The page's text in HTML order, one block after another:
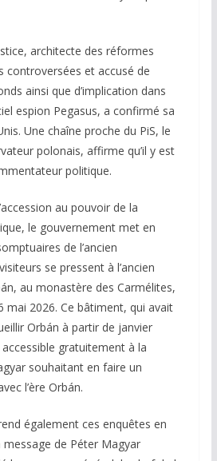
architecte des réformes
controversées et accusé de
ainsi que d’implication dans
espion Pegasus, a confirmé sa
Une chaîne proche du PiS, le
polonais, affirme qu’il y est
politique.
au pouvoir de la
le gouvernement met en
de l’ancien
se pressent à l’ancien
au monastère des Carmélites,
mai 2026. Ce bâtiment, qui avait
Orbán à partir de janvier
gratuitement à la
souhaitant en faire un
l’ère Orbán.
également ces enquêtes en
de Péter Magyar